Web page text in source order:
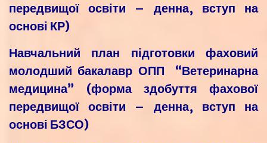
передвищої освіти – денна, вступ на
основі КР)
Навчальний план підготовки фаховий
молодший бакалавр ОПП “Ветеринарна
медицина” (форма здобуття фахової
передвищої освіти – денна, вступ на
основі БЗСО)